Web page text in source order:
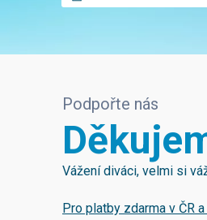
Podpořte nás
Vážení diváci, velmi si
Pro platby zdarma v ČR a